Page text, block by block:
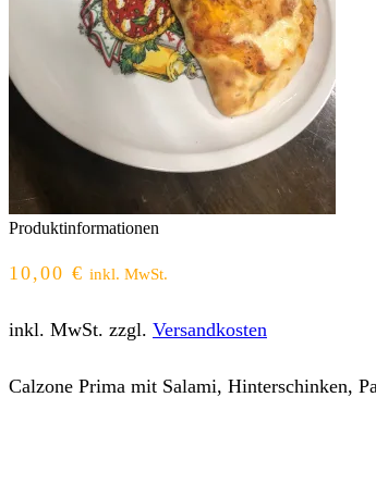
Produktinformationen
10,00 € inkl. MwSt.
inkl. MwSt. zzgl. Versandkosten
Calzone Prima mit Salami, Hinterschinken,